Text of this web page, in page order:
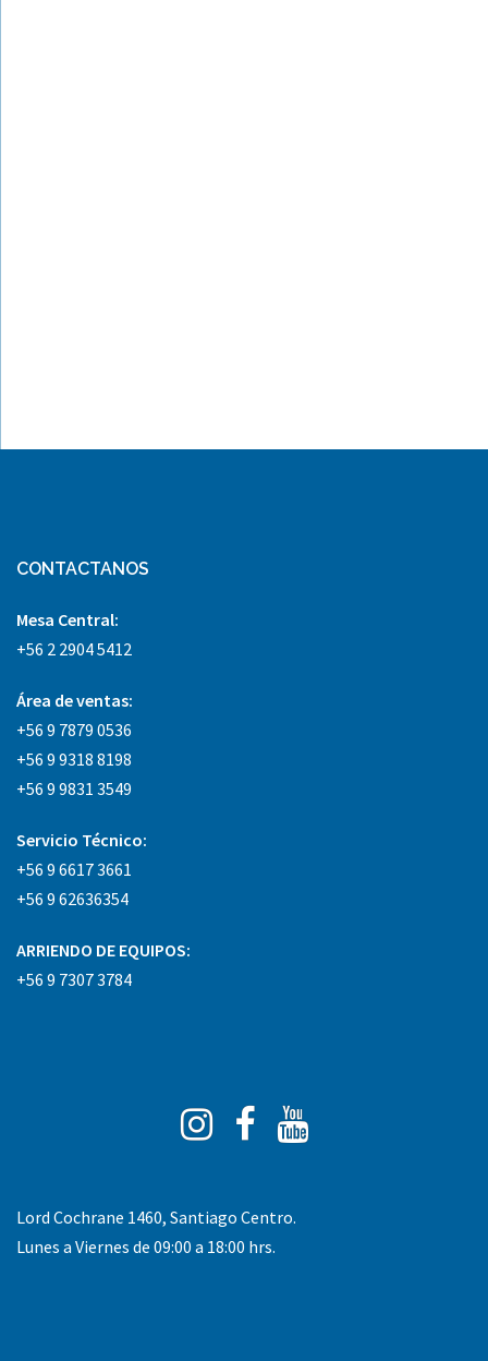
CONTACTANOS
Mesa Central:
+56 2 2904 5412
Área de ventas:
+56 9 7879 0536
+56 9 9318 8198
+56 9 9831 3549
Servicio Técnico:
+56 9 6617 3661
+56 9 62636354
ARRIENDO DE EQUIPOS:
+56 9 7307 3784
Instagram
Facebook
Tube
Lord Cochrane 1460, Santiago Centro.
Lunes a Viernes de 09:00 a 18:00 hrs.